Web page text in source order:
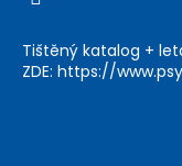
Tištěný katalog +
ZDE: https://